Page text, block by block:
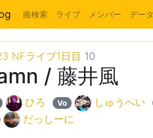
曲検索 ライブ メンバー データ
NFライブ1日目 10
/ 藤井風
ひろ Vo しゅうへい
だっしーに